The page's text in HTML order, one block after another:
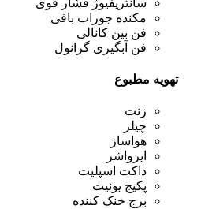
مکنده جوراب بافی
فن بین کانالی
فن آبگیری گرانول
تهویه مطبوع
زنت
چیلر
هواساز
ایرواشر
داکت اسپلیت
پکیج یونیت
برج خنک کننده